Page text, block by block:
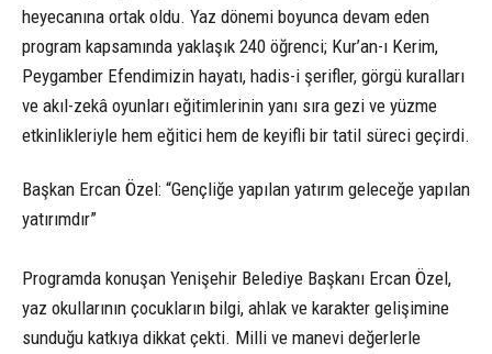
heyecanına ortak oldu. Yaz dönemi boyunca devam eden
program kapsamında yaklaşık 240 öğrenci; Kur’an-ı Kerim,
Peygamber Efendimizin hayatı, hadis-i şerifler, görgü kuralları
ve akıl-zekâ oyunları eğitimlerinin yanı sıra gezi ve yüzme
etkinlikleriyle hem eğitici hem de keyifli bir tatil süreci geçirdi.
Başkan Ercan Özel: “Gençliğe yapılan yatırım geleceğe yapılan
yatırımdır”
Programda konuşan Yenişehir Belediye Başkanı Ercan Özel,
yaz okullarının çocukların bilgi, ahlak ve karakter gelişimine
sunduğu katkıya dikkat çekti. Milli ve manevi değerlerle